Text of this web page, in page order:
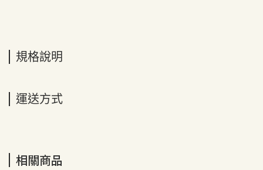
規格說明
運送方式
相關商品